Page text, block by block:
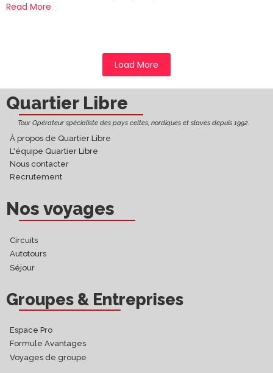
Read More
Load More
Quartier Libre
Tour Opérateur spécialiste des pays celtes, nordiques et slaves depuis 1992.
À propos de Quartier Libre
L'équipe Quartier Libre
Nous contacter
Recrutement
Nos voyages
Circuits
Autotours
Séjour
Groupes & Entreprises
Espace Pro
Formule Avantages
Voyages de groupe